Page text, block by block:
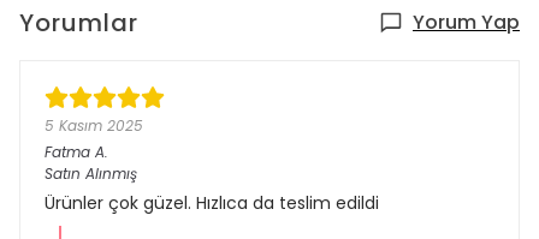
Yorumlar Yorum Yap
5 Kasım 2025
Fatma A.
Satın Alınmış
Ürünler çok güzel. Hızlıca da teslim edildi